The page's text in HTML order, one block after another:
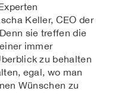
Keller, CEO der
sie treffen die
immer
zu behalten
egal, wo man
Wünschen zu